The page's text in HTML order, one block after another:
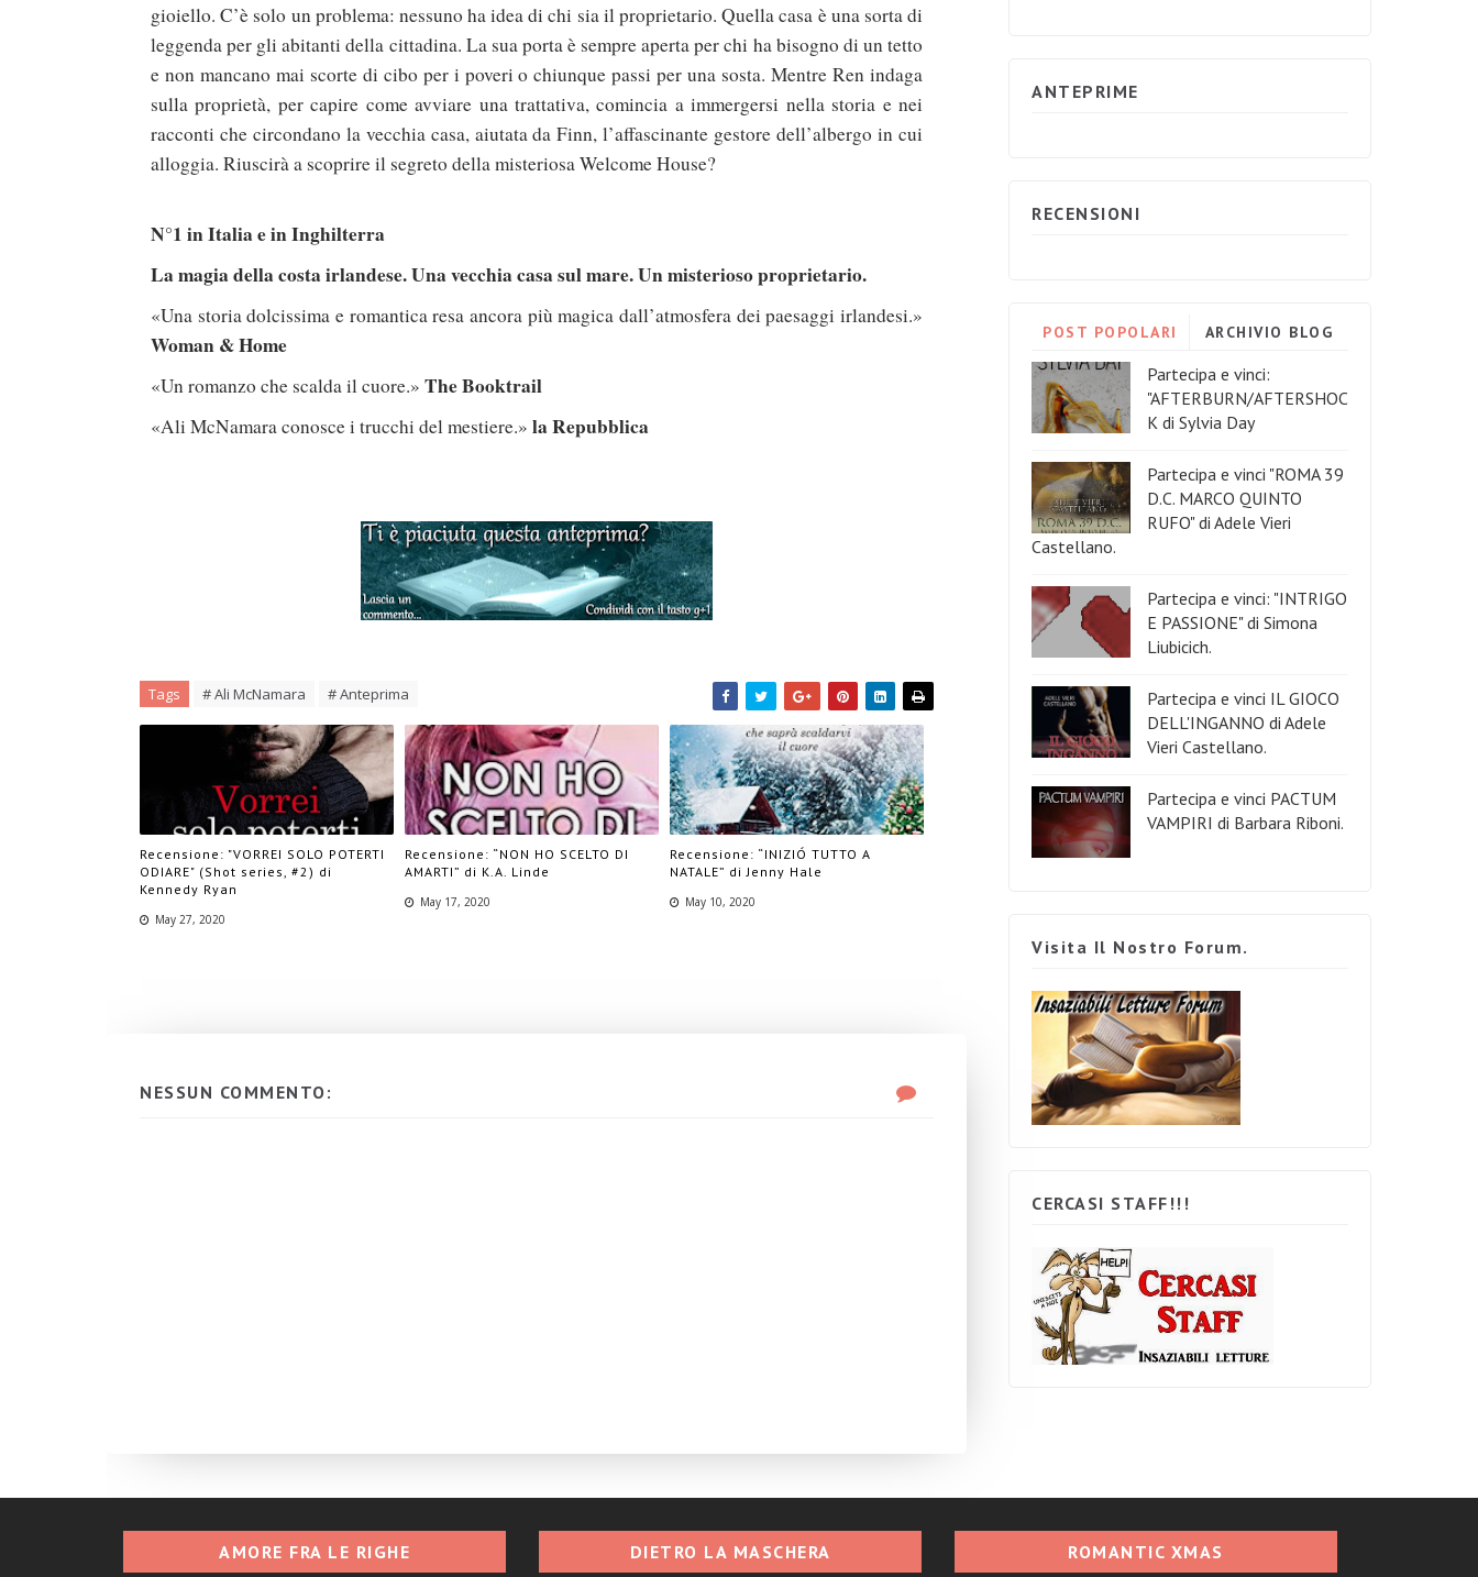
gioiello. C’è solo un problema: nessuno ha idea di chi sia il proprietario. Quella casa è una sorta di
leggenda per gli abitanti della cittadina. La sua porta è sempre aperta per chi ha bisogno di un tetto
e non mancano mai scorte di cibo per i poveri o chiunque passi per una sosta. Mentre Ren indaga
sulla proprietà, per capire come avviare una trattativa, comincia a immergersi nella storia e nei
racconti che circondano la vecchia casa, aiutata da Finn, l’affascinante gestore dell’albergo in cui
alloggia. Riuscirà a scoprire il segreto della misteriosa Welcome House?
N°1 in Italia e in Inghilterra
La magia della costa irlandese. Una vecchia casa sul mare. Un misterioso proprietario.
«Una storia dolcissima e romantica resa ancora più magica dall’atmosfera dei paesaggi irlandesi.»
Woman & Home
«Un romanzo che scalda il cuore.» The Booktrail
«Ali McNamara conosce i trucchi del mestiere.» la Repubblica
Tags # Ali McNamara # Anteprima
Recensione: "VORREI SOLO POTERTI
ODIARE" (Shot series, #2) di
Kennedy Ryan
May 27, 2020
Recensione: “NON HO SCELTO DI
AMARTI” di K.A. Linde
May 17, 2020
Recensione: “INIZIÓ TUTTO A
NATALE” di Jenny Hale
May 10, 2020
NESSUN COMMENTO:
ANTEPRIME
RECENSIONI
POST POPOLARI ARCHIVIO BLOG
Partecipa e vinci:
"AFTERBURN/AFTERSHOC
K di Sylvia Day
Partecipa e vinci "ROMA 39
D.C. MARCO QUINTO
RUFO" di Adele Vieri
Castellano.
Partecipa e vinci: "INTRIGO
E PASSIONE" di Simona
Liubicich.
Partecipa e vinci IL GIOCO
DELL'INGANNO di Adele
Vieri Castellano.
Partecipa e vinci PACTUM
VAMPIRI di Barbara Riboni.
Visita Il Nostro Forum.
CERCASI STAFF!!!
AMORE FRA LE RIGHE DIETRO LA MASCHERA ROMANTIC XMAS